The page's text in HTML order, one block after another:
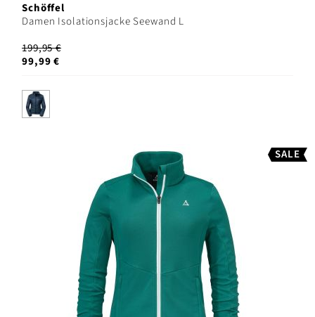
Schöffel
Damen Isolationsjacke Seewand L
199,95 €
99,99 €
SALE